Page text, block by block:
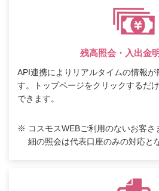
残高照会・入出金
API連携によりリアルタイムの情報が
す。トップページをクリックするだ
できます。
※ コスモスWEBご利用のないお客
細の照会は代表口座のみの対応と